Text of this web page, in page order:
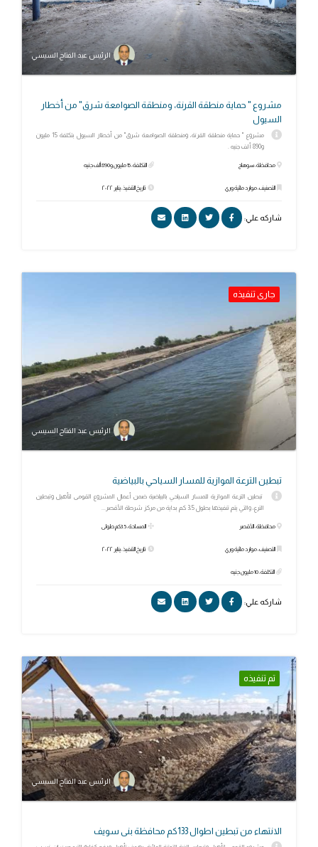
الرئيس عبد الفتاح السيسي
مشروع " حماية منطقة القرنة، ومنطقة الصوامعة شرق" من أخطار
السيول
مشروع " حماية منطقة القرنة، ومنطقة الصوامعة شرق" من أخطار السيول بتكلفة 15 مليون
و890 ألف جنيه .
محافظة: سوهاج
التصنيف: موارد مائية وري
التكلفة: 15 مليون و890 ألف جنيه
تاريخ التنفيذ: يناير ٢٠٢٢
شاركه علي:
جارى تنفيذه
الرئيس عبد الفتاح السيسي
تبطين الترعة الموازية للمسار السياحي بالبياضية
تبطين الترعة الموازية للمسار السياحي بالبياضية ضمن أعمال المشروع القومى لتأهيل وتبطين
الترع، والتي يتم تنفيذها بطول 3،5 كم بداية من مركز شرطة الأقصر...
محافظة: الأقصر
التصنيف: موارد مائية وري
التكلفة: 10 مليون جنيه
المساحة: 3.5كم طولى
تاريخ التنفيذ: يناير ٢٠٢٢
شاركه علي:
تم تنفيذه
الرئيس عبد الفتاح السيسي
الانتهاء من تبطين اطوال 133كم محافظة بنى سويف